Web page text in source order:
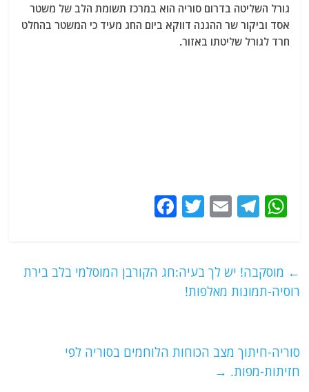
גורל השליטה בדרום סוריה הוא במרכז תשומת הלב של משטר
אסד וביקור שר ההגנה דווקא ביום החג מעיד כי המשטר בהחלט
חרד לגורל שליטתו באזור.
W
s
A
T
g
ra
E
l
T
er
e
k
← מוסקבה! יש לך בעיה:חג הקורבן המוסלמי בלב בירת
רוסיה-תמונות מאלפות!
סוריה-חיתוך מצב הכוחות הלוחמים בסוריה לפי
חזיתות-מפות. →